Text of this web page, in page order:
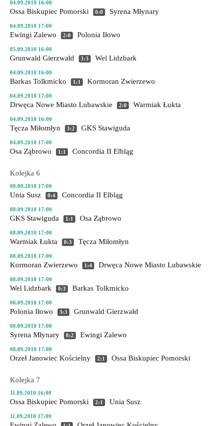
04.09.2010 16:00
Ossa Biskupiec Pomorski 0:0 Syrena Młynary
04.09.2010 17:00
Ewingi Zalewo 2:0 Polonia Iłowo
05.09.2010 16:00
Grunwald Gierzwałd 3:3 Wel Lidzbark
04.09.2010 16:00
Barkas Tolkmicko 1:1 Kormoran Zwierzewo
04.09.2010 17:00
Drwęca Nowe Miasto Lubawskie 2:0 Warmiak Łukta
04.09.2010 16:00
Tęcza Miłomłyn 3:2 GKS Stawiguda
04.09.2010 17:00
Osa Ząbrowo 1:1 Concordia II Elbląg
Kolejka 6
08.09.2010 17:00
Unia Susz 0:4 Concordia II Elbląg
08.09.2010 17:00
GKS Stawiguda 1:1 Osa Ząbrowo
08.09.2010 17:00
Warmiak Łukta 0:3 Tęcza Miłomłyn
08.09.2010 17:00
Kormoran Zwierzewo 1:4 Drwęca Nowe Miasto Lubawskie
08.09.2010 17:00
Wel Lidzbark 0:3 Barkas Tolkmicko
08.09.2010 17:00
Polonia Iłowo 3:3 Grunwald Gierzwałd
08.09.2010 17:00
Syrena Młynary 0:2 Ewingi Zalewo
08.09.2010 17:00
Orzeł Janowiec Kościelny 2:1 Ossa Biskupiec Pomorski
Kolejka 7
11.09.2010 16:00
Ossa Biskupiec Pomorski 2:1 Unia Susz
11.09.2010 17:00